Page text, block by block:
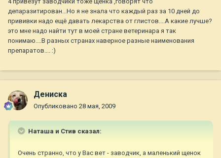
депаразитирован...Но я не знала что каждый раз за 10 дней до
прививки надо ещё давать лекарства от глистов....А какие лучше?
это мне надо найти тут в моей стране ветеринара я так
понимаю....В разных странах наверное разные наименования
препаратов.... :)
Дениска
Опубликовано 28 мая, 2009
Наташа и Стив сказал:
Очень странно, что у Вас вет - заводчик, а маленький щенок